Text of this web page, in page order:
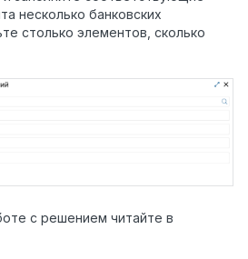
несколько банковских
столько элементов, сколько
с решением читайте в